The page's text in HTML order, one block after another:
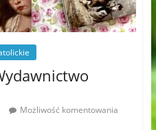
Możliwość komentowania